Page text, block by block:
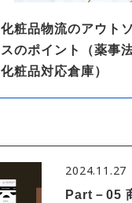
化粧品物流のアウト
スのポイント（薬事
化粧品対応倉庫）
2024.11.27
Part－05